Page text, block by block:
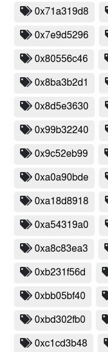
0x71a319d8
0x7e9d5296
0x80556c46
0x8ba3b2d1
0x8d5e3630
0x99b32240
0x9c52eb99
0xa0a90bde
0xa18d8918
0xa54319a0
0xa8c83ea3
0xb231f56d
0xbb05bf40
0xbd302fb0
0xc1cd3b48